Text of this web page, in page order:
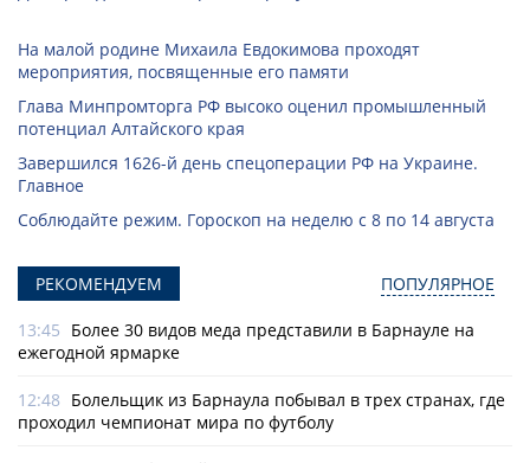
На малой родине Михаила Евдокимова проходят
мероприятия, посвященные его памяти
Глава Минпромторга РФ высоко оценил промышленный
потенциал Алтайского края
Завершился 1626-й день спецоперации РФ на Украине.
Главное
Соблюдайте режим. Гороскоп на неделю с 8 по 14 августа
РЕКОМЕНДУЕМ ПОПУЛЯРНОЕ
13:45 Более 30 видов меда представили в Барнауле на
ежегодной ярмарке
12:48 Болельщик из Барнаула побывал в трех странах, где
проходил чемпионат мира по футболу